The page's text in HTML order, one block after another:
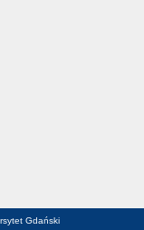
Gdański